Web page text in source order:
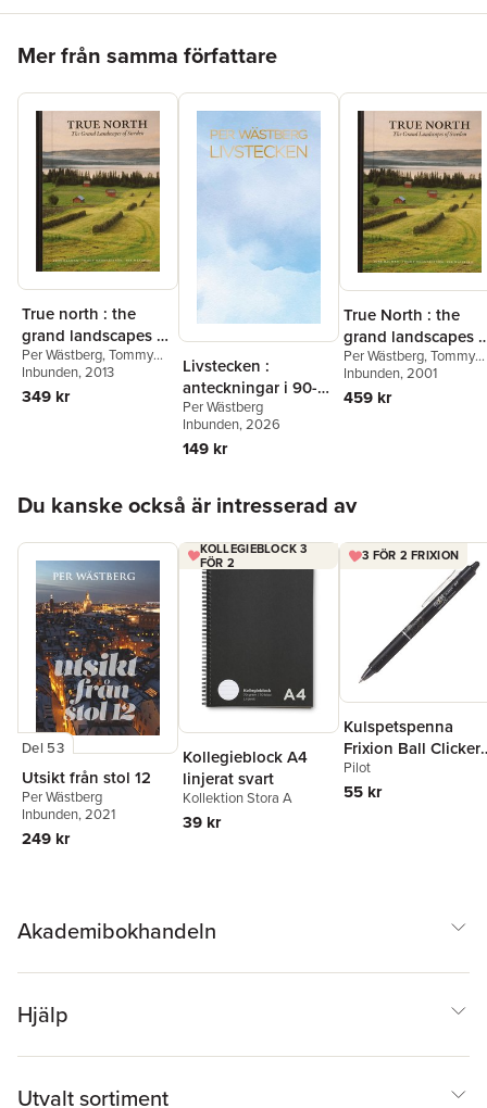
Mer från samma författare
True north : the
grand landscapes of
Sweden (kompakt)
Per Wästberg,Tommy
Hammarström
Inbunden, 2013
349 kr
Livstecken :
anteckningar i 90-
åren
Per Wästberg
Inbunden, 2026
149 kr
True North : the
grand landscapes
Swede
Per Wästberg,Tommy
Hammarström
Inbunden, 2001
459 kr
Du kanske också är intresserad av
Del 53
Utsikt från stol 12
Per Wästberg
Inbunden, 2021
249 kr
KOLLEGIEBLOCK 3
FÖR 2
Kollegieblock A4
linjerat svart
Kollektion Stora A
39 kr
3 FÖR 2 FRIXION
Kulspetspenna
Frixion Ball Clicker
0.7 svart, raderbar
Pilot
55 kr
Akademibokhandeln
Hjälp
Utvalt sortiment